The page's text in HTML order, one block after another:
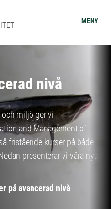
MENY
nivå
miljö ger vi
and Management of
fristående kurser på både
presenterar vi våra nya
på avancerad nivå